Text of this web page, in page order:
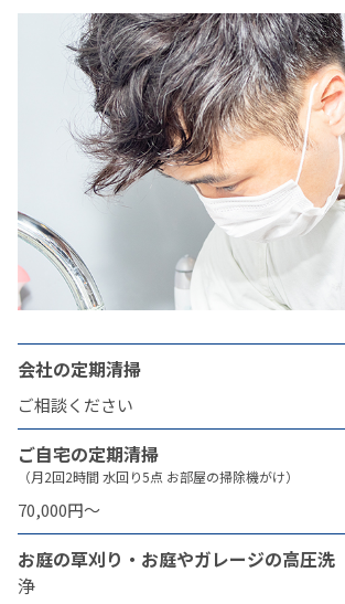
会社の定期清掃
ご相談ください
ご自宅の定期清掃
（月2回2時間 水回り5点 お部屋の掃除機がけ）
70,000円〜
お庭の草刈り・お庭やガレージの高圧洗
浄